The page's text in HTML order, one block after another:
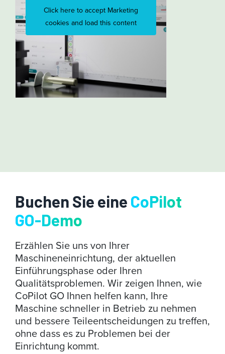
Click here to accept Marketing
cookies and load this content
Buchen Sie eine CoPilot
GO-Demo
Erzählen Sie uns von Ihrer
Maschineneinrichtung, der aktuellen
Einführungsphase oder Ihren
Qualitätsproblemen. Wir zeigen Ihnen, wie
CoPilot GO Ihnen helfen kann, Ihre
Maschine schneller in Betrieb zu nehmen
und bessere Teileentscheidungen zu treffen,
ohne dass es zu Problemen bei der
Einrichtung kommt.